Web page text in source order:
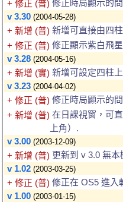
+ 修正 (普) 修正時局顯示的
v 3.30 (2004-05-28)
+ 新增 (普) 新增可直接由四
+ 修正 (普) 修正顯示紫白飛
v 3.28 (2004-05-16)
+ 新增 (實) 新增可設定四柱
v 3.23 (2004-04-02)
+ 修正 (普) 修正時局顯示的
+ 新增 (普) 在日課視窗，可
上角）.
v 3.00 (2003-12-09)
+ 新增 (普) 更新到 v 3.0 無
v 1.02 (2003-03-25)
+ 修正 (普) 修正在 OS5 進入
v 1.00 (2003-01-15)